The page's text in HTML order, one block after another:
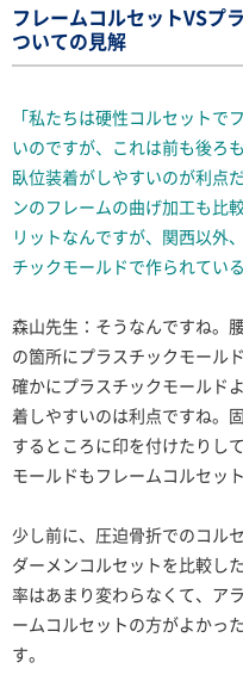
フレームコルセットVSプ
ついての見解
「私たちは硬性コルセット
いのですが、これは前も後ろ
臥位装着がしやすいのが利点
ンのフレームの曲げ加工も比
リットなんですが、関西以外
チックモールドで作られてい
森山先生：そうなんですね。
の箇所にプラスチックモール
確かにプラスチックモールド
着しやすいのは利点ですね。
するところに印を付けたりし
モールドもフレームコルセッ
少し前に、圧迫骨折でのコル
ダーメンコルセットを比較し
率はあまり変わらなくて、ア
ームコルセットの方がよかっ
す。